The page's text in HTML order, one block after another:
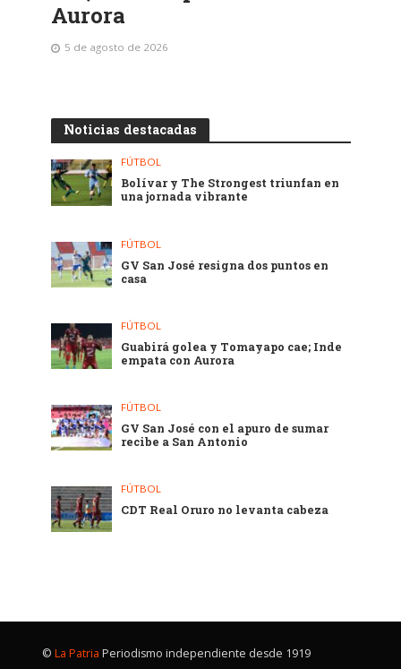
Aurora
5 de agosto de 2026
Noticias destacadas
FÚTBOL
Bolívar y The Strongest triunfan en
una jornada vibrante
FÚTBOL
GV San José resigna dos puntos en
casa
FÚTBOL
Guabirá golea y Tomayapo cae; Inde
empata con Aurora
FÚTBOL
GV San José con el apuro de sumar
recibe a San Antonio
FÚTBOL
CDT Real Oruro no levanta cabeza
© La Patria Periodismo independiente desde 1919